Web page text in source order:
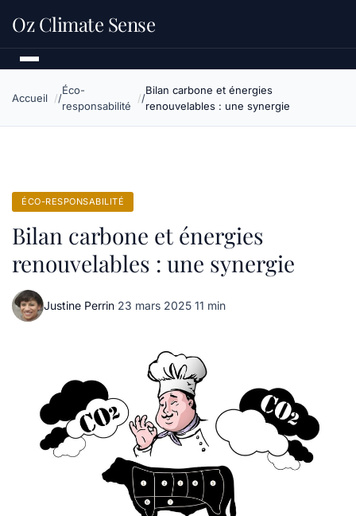
Oz Climate Sense
Accueil
Éco-
responsabilité
Bilan carbone et énergies
renouvelables : une synergie
ÉCO-RESPONSABILITÉ
Bilan carbone et énergies
renouvelables : une synergie
Justine Perrin·23 mars 2025·11 min